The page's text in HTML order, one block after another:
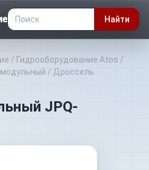
Найти
/ Гидрооборудование Atos /
/ Дроссель
JPQ-